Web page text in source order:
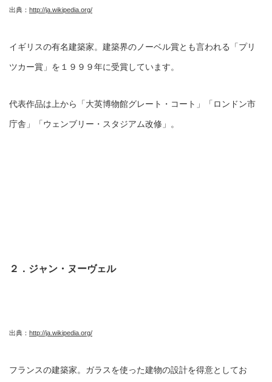
出典： http://ja.wikipedia.org/
イギリスの有名建築家。建築界のノーベル賞とも言われる「プリ
ツカー賞」を１９９９年に受賞しています。
代表作品は上から「大英博物館グレート・コート」「ロンドン市
庁舎」「ウェンブリー・スタジアム改修」。
２．ジャン・ヌーヴェル
出典： http://ja.wikipedia.org/
フランスの建築家。ガラスを使った建物の設計を得意としてお